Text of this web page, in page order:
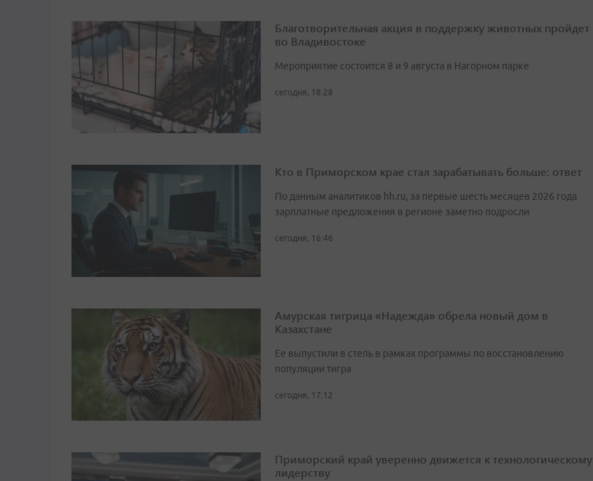
Благотворительная акция в поддержку животных пройдет
во Владивостоке
Мероприятие состоится 8 и 9 августа в Нагорном парке
сегодня, 18:28
Кто в Приморском крае стал зарабатывать больше: ответ
По данным аналитиков hh.ru, за первые шесть месяцев 2026 года
зарплатные предложения в регионе заметно подросли
сегодня, 16:46
Амурская тигрица «Надежда» обрела новый дом в
Казахстане
Ее выпустили в степь в рамках программы по восстановлению
популяции тигра
сегодня, 17:12
Приморский край уверенно движется к технологическому
лидерству